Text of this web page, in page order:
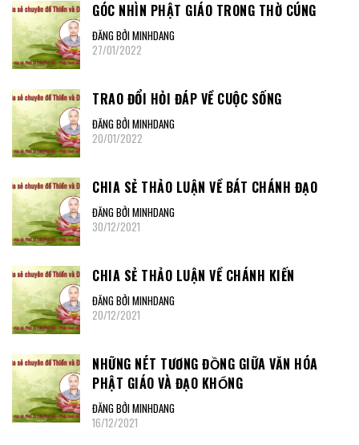
GÓC NHÌN PHẬT GIÁO TRONG THỜ CÚNG
ĐĂNG BỞI MINHDANG
27/01/2022
TRAO ĐỔI HỎI ĐÁP VỀ CUỘC SỐNG
ĐĂNG BỞI MINHDANG
20/01/2022
CHIA SẺ THẢO LUẬN VỀ BÁT CHÁNH ĐẠO
ĐĂNG BỞI MINHDANG
30/12/2021
CHIA SẺ THẢO LUẬN VỀ CHÁNH KIẾN
ĐĂNG BỞI MINHDANG
20/12/2021
NHỮNG NÉT TƯƠNG ĐỒNG GIỮA VĂN HÓA
PHẬT GIÁO VÀ ĐẠO KHỔNG
ĐĂNG BỞI MINHDANG
16/12/2021